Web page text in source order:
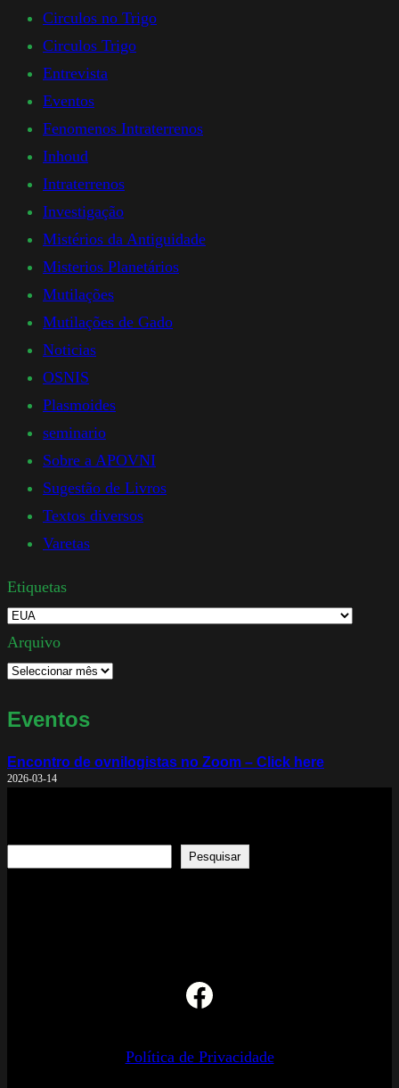
Circulos no Trigo
Circulos Trigo
Entrevista
Eventos
Fenomenos Intraterrenos
Inhoud
Intraterrenos
Investigação
Mistérios da Antiguidade
Misterios Planetários
Mutilações
Mutilações de Gado
Noticias
OSNIS
Plasmoides
seminario
Sobre a APOVNI
Sugestão de Livros
Textos diversos
Varetas
Etiquetas
Arquivo
Eventos
Encontro de ovnilogistas no Zoom – Click here
2026-03-14
Pesquisar
Facebook
Política de Privacidade